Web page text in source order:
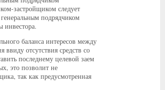
застройщиком следует
подрядчиком
инвестора.
баланса интересов между
отсутствия средств со
последнему целевой заем
это позволит не
так как предусмотренная